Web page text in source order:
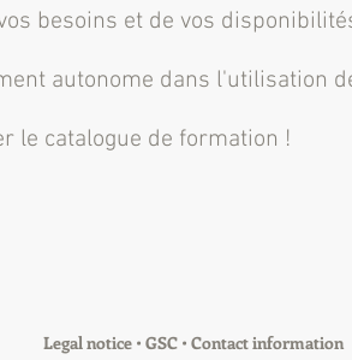
besoins et de vos
autonome dans l'utilisation
le catalogue de formation !
Legal notice • GSC • Contact information